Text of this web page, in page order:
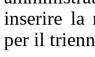
inserire la
per il